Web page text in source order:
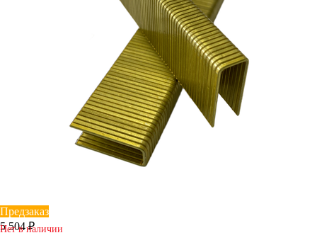
Предзаказ
5 504 ₽
Нет в наличии